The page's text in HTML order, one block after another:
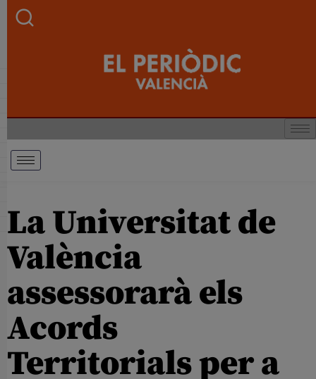
La Universitat de
València
assessorarà els
Acords
Territorials per a